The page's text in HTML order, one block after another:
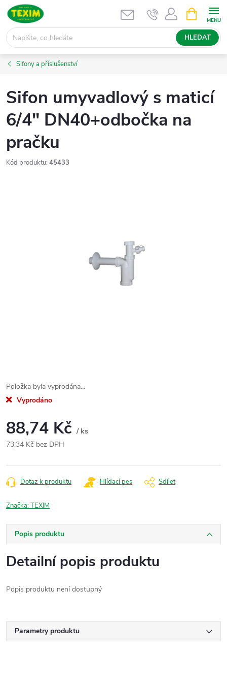
Přejít
obsah
HLEDAT
NÁKUPNÍ
KOŠÍK
Sifony a příslušenství
Sifon umyvadlový s maticí
6/4" DN40+odbočka na
pračku
Kód produktu: 45433
Položka byla vyprodána…
Vyprodáno
88,74 Kč / ks
73,34 Kč bez DPH
cena:
Dotaz k produktu Hlídací pes Sdílet
Značka:TEXIM
Popis produktu
Detailní popis produktu
Popis produktu není dostupný
Parametry produktu